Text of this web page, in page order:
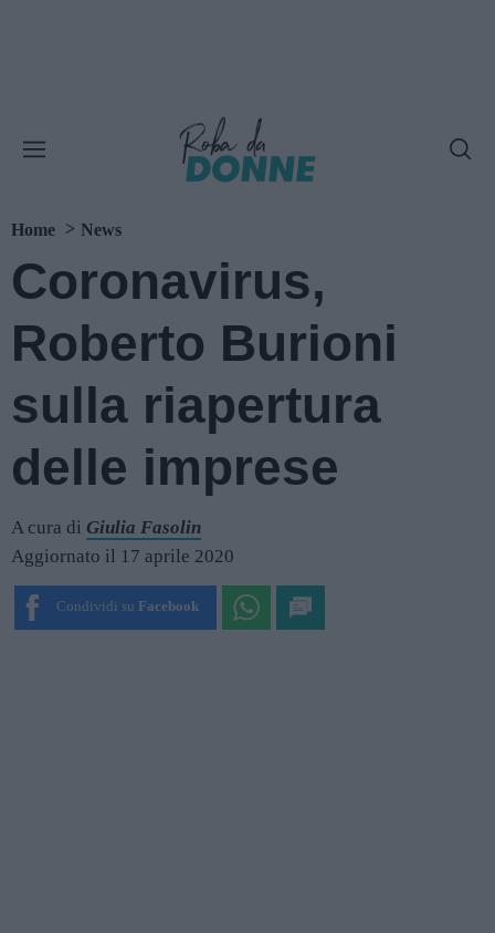
Home News
Coronavirus,
Roberto Burioni
sulla riapertura
delle imprese
A cura di Giulia Fasolin
Aggiornato il 17 aprile 2020
Condividi su Facebook